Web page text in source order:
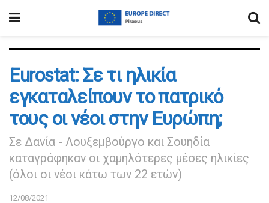
Eurostat: Σε τι ηλικία
εγκαταλείπουν το πατρικό
τους οι νέοι στην Ευρώπη;
Σε Δανία - Λουξεμβούργο και Σουηδία
καταγράφηκαν οι χαμηλότερες μέσες ηλικίες
(όλοι οι νέοι κάτω των 22 ετών)
12/08/2021